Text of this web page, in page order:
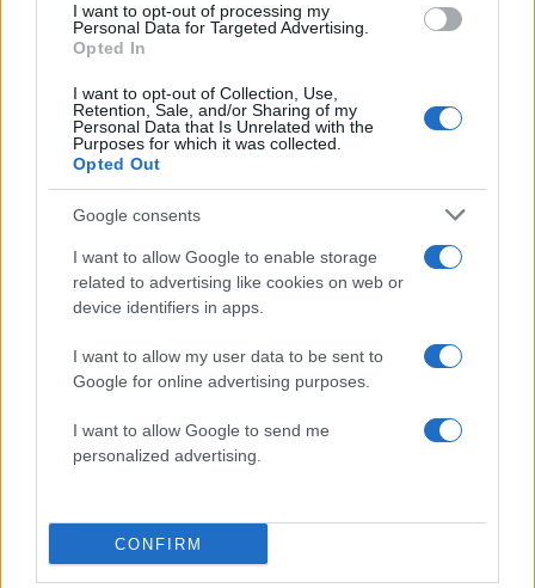
I want to opt-out of processing my
Personal Data for Targeted Advertising.
Opted In
I want to opt-out of Collection, Use,
Retention, Sale, and/or Sharing of my
Personal Data that Is Unrelated with the
Purposes for which it was collected.
Opted Out
Google consents
I want to allow Google to enable storage
related to advertising like cookies on web or
device identifiers in apps.
I want to allow my user data to be sent to
Google for online advertising purposes.
I want to allow Google to send me
personalized advertising.
CONFIRM
Όλα τα προγράμματα ένταξης του Ταμείου
Ανάκαμψης υλοποιούνται μέσω της συνεργασίας
του Υπουργείου Μετανάστευσης και Ασύλου
(Τομέας Ένταξης), που ανήκει στο χαρτοφυλάκιο
της Υφυπουργού Σοφίας Βούλτεψη, με τον
Γενική Συντονίστρια την Αρχιπύραρχο Δόκτορα
Καλλιόπη Σαΐνη.
Η δράση υλοποιείται στο πλαίσιο του Εθνικού
Σχεδίου Ανάκαμψης και Ανθεκτικότητας «Ελλάδα